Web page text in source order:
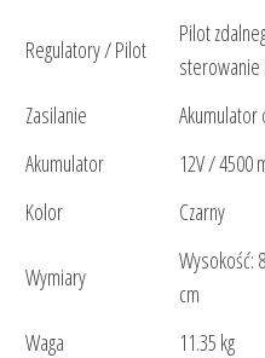
Regulatory / Pilot
Pilot
sterowanie
Zasilanie
Akumulator
12V / 4500
Kolor
Czarny
Wymiary
Wysokość:
cm
Waga
11.35 kg